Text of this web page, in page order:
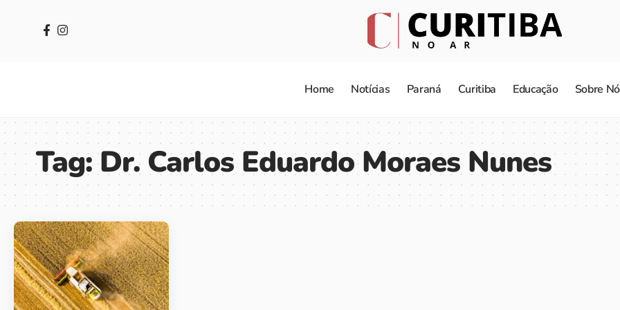
Home Notícias Paraná Curitiba Educação Sobre
Tag:Dr. Carlos Eduardo Moraes Nunes